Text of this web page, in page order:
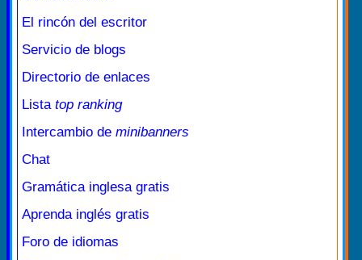
El rincón del escritor
Servicio de blogs
Directorio de enlaces
Lista top ranking
Intercambio de minibanners
Chat
Gramática inglesa gratis
Aprenda inglés gratis
Foro de idiomas